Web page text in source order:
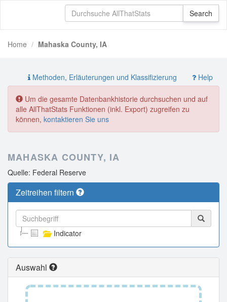
Home Mahaska County, IA
Methoden, Erläuterungen und Klassifizierung Help
Um die gesamte Datenbankhistorie durchsuchen und auf
alle AllThatStats Funktionen (inkl. Export) zugreifen zu
können, kontaktieren Sie uns
MAHASKA COUNTY, IA
Quelle: Federal Reserve
Zeitreihen filtern
Indicator
Auswahl